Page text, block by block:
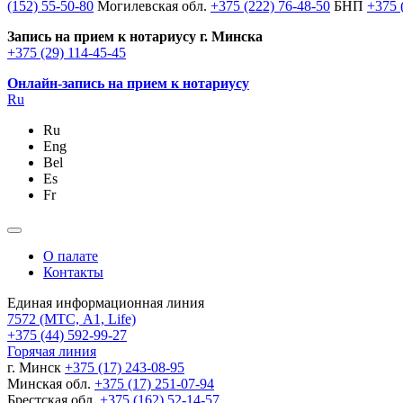
(152) 55-50-80 Могилевская обл. +375 (222) 76-48-50 БНП +375
Запись на прием к нотариусу г. Минска
+375 (29) 114-45-45
Онлайн-запись на прием к нотариусу
Ru
Ru
Eng
Bel
Es
Fr
О палате
Контакты
Единая информационная линия
7572 (МТС, A1, Life)
+375 (44) 592-99-27
Горячая линия
г. Минск +375 (17) 243-08-95
Минская обл. +375 (17) 251-07-94
Брестская обл. +375 (162) 52-14-57